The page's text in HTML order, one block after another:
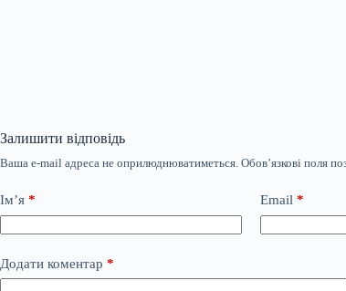
Залишити відповідь
Ваша e-mail адреса не оприлюднюватиметься. Обов’язкові поля
Ім’я * Email *
Додати коментар *